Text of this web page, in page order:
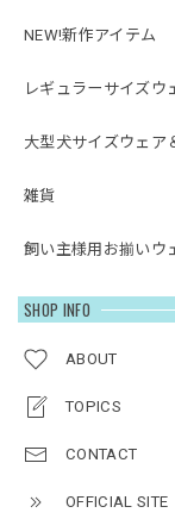
NEW!新作アイテム
レギュラーサイズウ
大型犬サイズウェア
雑貨
飼い主様用お揃いウ
SHOP INFO
ABOUT
TOPICS
CONTACT
OFFICIAL SITE